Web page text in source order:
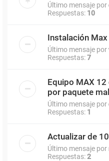
Último mensaje por
Respuestas: 10
Instalación
Último mensaje por
Respuestas:7
Equipo MAX
por paquete
Último mensaje por
Respuestas: 1
Actualizar de
Último mensaje por
Respuestas:2